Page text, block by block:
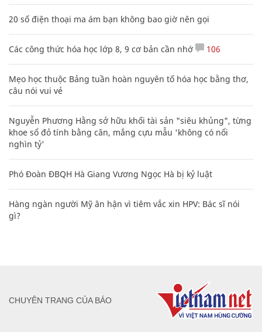
20 số điện thoại ma ám bạn không bao giờ nên gọi
Các công thức hóa học lớp 8, 9 cơ bản cần nhớ 106
Mẹo học thuộc Bảng tuần hoàn nguyên tố hóa học bằng thơ,
câu nói vui vẻ
Nguyễn Phương Hằng sở hữu khối tài sản "siêu khủng", từng
khoe sổ đỏ tính bằng cân, mắng cựu mẫu 'không có nổi
nghìn tỷ'
Phó Đoàn ĐBQH Hà Giang Vương Ngọc Hà bị kỷ luật
Hàng ngàn người Mỹ ân hận vì tiêm vắc xin HPV: Bác sĩ nói
gì?
CHUYÊN TRANG CỦA BÁO